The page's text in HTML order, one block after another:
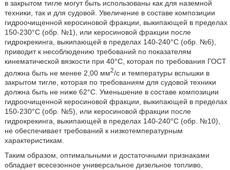
в закрытом тигле могут быть использованы как для наземной
техники, так и для судовой. Увеличение в составе композиции
гидроочищенной керосиновой фракции, выкипающей в пределах
150-230°C (обр. №1), или керосиновой фракции после
гидрокрекинга, выкипающей в пределах 140-240°C (обр. №6),
приводит к несоблюдению требований по показателям
кинематической вязкости при 40°C, которая по требования ГОСТ
должна быть не менее 2,00 мм2/с и температуры вспышки в
закрытом тигле, которая по требованиям для судовой техники
должна быть не ниже 62°C. Уменьшение в составе композиции
гидроочищенной керосиновой фракции, выкипающей в пределах
150-230°C (обр. №5), или керосиновой фракции после
гидрокрекинга, выкипающей в пределах 140-240°C (обр. №10),
не обеспечивает требований к низкотемпературным
характеристикам.
Таким образом, оптимальными и достаточными признаками
обладает всесезонное универсальное дизельное топливо,